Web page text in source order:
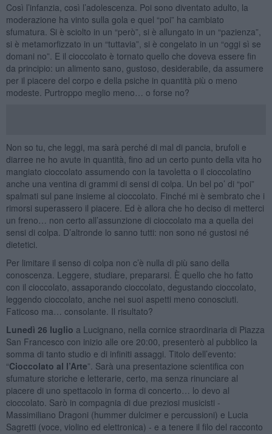
Così l’infanzia, così l’adolescenza. Poi sono diventato adulto, la
moderazione ha vinto sulla gola e quel “poi” ha cambiato
sfumatura. Si è sciolto in un “però”, si è allungato in un “pazienza”,
si è metamorfizzato in un “tuttavia”, si è congelato in un “oggi sì se
domani no”. E il cioccolato è tornato quello che doveva essere fin
da principio: un alimento sano, gustoso, desiderabile, da assumere
per il piacere del corpo e della psiche in quantità più o meno
modeste. Purtroppo meglio meno… o forse no?
Non so tu, che leggi, ma sarà perché di mal di pancia, brufoli e
diarree ne ho avute in quantità, fino ad un certo punto della vita ho
mangiato cioccolato assumendo con la tavoletta o il cioccolatino
anche una ventina di grammi di sensi di colpa. Un bel po’ di “poi”
spalmati sul pane insieme al cioccolato. Finché mi è sembrato che i
rimorsi superassero il piacere. Ed è allora che ho deciso di metterci
un freno… non certo all’assunzione di cioccolato ma a quella dei
sensi di colpa. D’altronde lo sanno tutti: non sono né gustosi né
dietetici.
Per limitare il senso di colpa non c’è nulla di più sano della
conoscenza. Leggere, studiare, prepararsi. È quello che ho fatto
con il cioccolato, assaporando cioccolato, degustando cioccolato,
leggendo cioccolato, anche nei suoi aspetti meno conosciuti.
Faticoso ma… consolante. Il risultato?
Lunedì 26 luglio a Lucignano, nella cornice straordinaria di Piazza
San Francesco con inizio alle ore 20:00, presenterò al pubblico la
somma di tanto studio e di infiniti assaggi. Titolo dell’evento:
“Cioccolato al l’Arte”. Sarà una presentazione scientifica con
sfumature storiche e letterarie, certo, ma senza rinunciare al
piacere di uno spettacolo in forma di concerto… lo devo al
cioccolato. Sarò in compagnia di due preziosi musicisti -
Massimiliano Dragoni (hummer dulcimer e percussioni) e Lucia
Sagretti (voce, violino ed elettronica) - e a tenere il filo del racconto